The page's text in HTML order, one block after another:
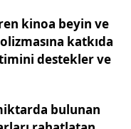
kinoa beyin ve
katkıda
destekler ve
bulunan